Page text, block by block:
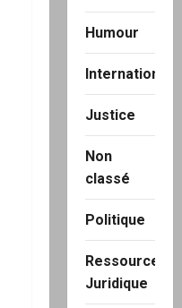
Humour
International
Justice
Non
classé
Politique
Ressource
Juridique